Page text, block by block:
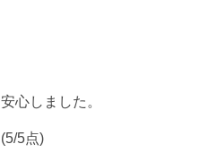
心しました。
(5/5点)